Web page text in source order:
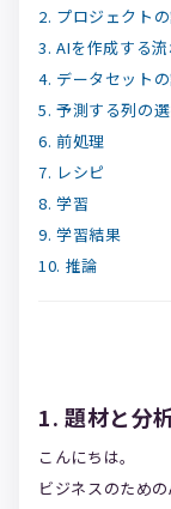
2. プロジェクト
3. AIを作成する
4. データセット
5. 予測する列の
6. 前処理
7. レシピ
8. 学習
9. 学習結果
10. 推論
1. 題材と分
こんにちは。
ビジネスのため